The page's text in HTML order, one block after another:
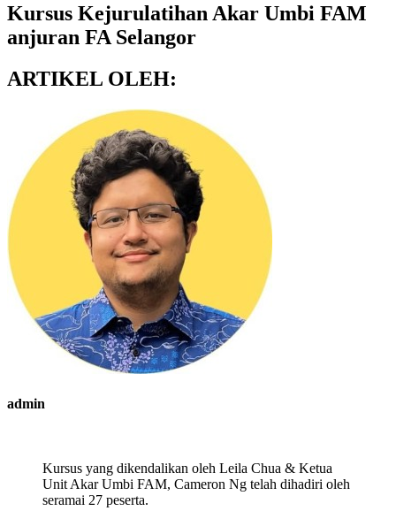
Kursus Kejurulatihan Akar Umbi FAM
anjuran FA Selangor
ARTIKEL OLEH:
admin
Kursus yang dikendalikan oleh Leila Chua & Ketua
Unit Akar Umbi FAM, Cameron Ng telah dihadiri oleh
seramai 27 peserta.